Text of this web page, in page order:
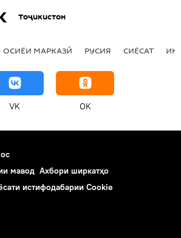
Тоҷикистон
ОСИЁИ МАРКАЗӢ РУСИЯ СИЁСАТ
VK OK
мавод Ахбори ширкатҳо
истифодабарии Cookie